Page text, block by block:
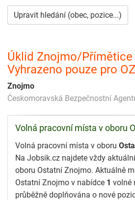
Upravit hledání (obec, pozice...)
Úklid Znojmo/Přímětice
Vyhrazeno pouze pro
Znojmo
Českomoravská Bezpečnostní
Volná pracovní místa v oboru
Volná pracovní místa v oboru
Na Jobsik.cz najdete vždy
oboru Ostatní Znojmo. Aktuálně
Ostatní Znojmo v nabídce 1 volné
průběžně doplňována o nové